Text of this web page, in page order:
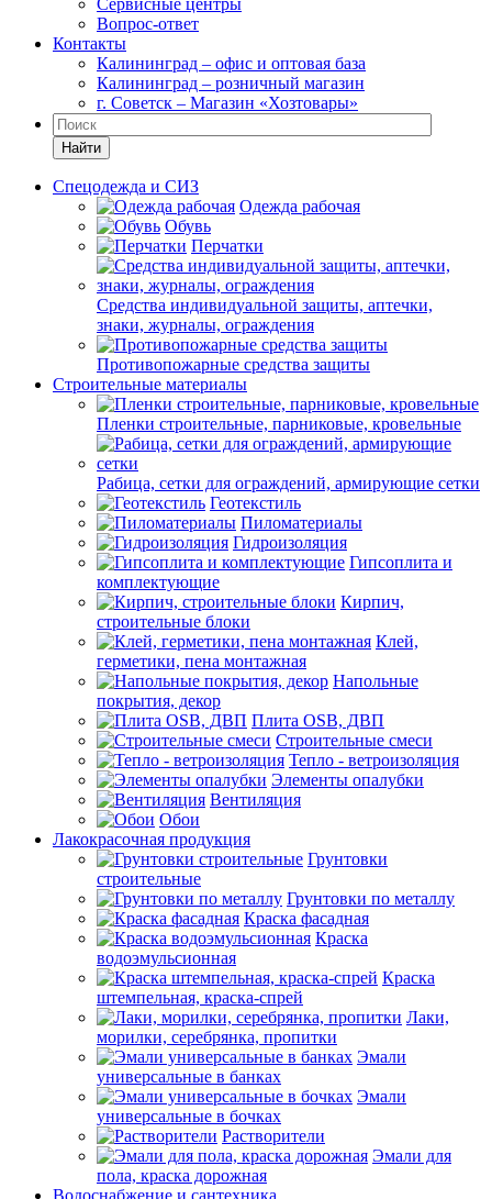
Сервисные центры
Вопрос-ответ
Контакты
Калининград – офис и оптовая база
Калининград – розничный магазин
г. Советск – Магазин «Хозтовары»
Найти
Спецодежда и СИЗ
Одежда рабочая
Обувь
Перчатки
Средства индивидуальной защиты, аптечки,
знаки, журналы, ограждения
Противопожарные средства защиты
Строительные материалы
Пленки строительные, парниковые, кровельные
Рабица, сетки для ограждений, армирующие сетки
Геотекстиль
Пиломатериалы
Гидроизоляция
Гипсоплита и
комплектующие
Кирпич,
строительные блоки
Клей,
герметики, пена монтажная
Напольные
покрытия, декор
Плита OSB, ДВП
Строительные смеси
Тепло - ветроизоляция
Элементы опалубки
Вентиляция
Обои
Лакокрасочная продукция
Грунтовки
строительные
Грунтовки по металлу
Краска фасадная
Краска
водоэмульсионная
Краска
штемпельная, краска-спрей
Лаки,
морилки, серебрянка, пропитки
Эмали
универсальные в банках
Эмали
универсальные в бочках
Растворители
Эмали для
пола, краска дорожная
Водоснабжение и сантехника